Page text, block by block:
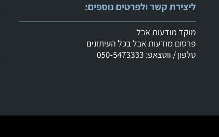
ליצירת קשר ולפרטים נוספים:
מוקד מודעות אבל
פרסום מודעות אבל בכל העיתונים
טלפון / ווטצאפ: 050-5473333